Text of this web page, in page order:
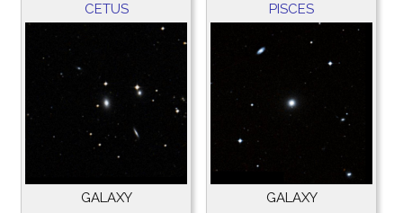
CETUS
GALAXY
PISCES
GALAXY